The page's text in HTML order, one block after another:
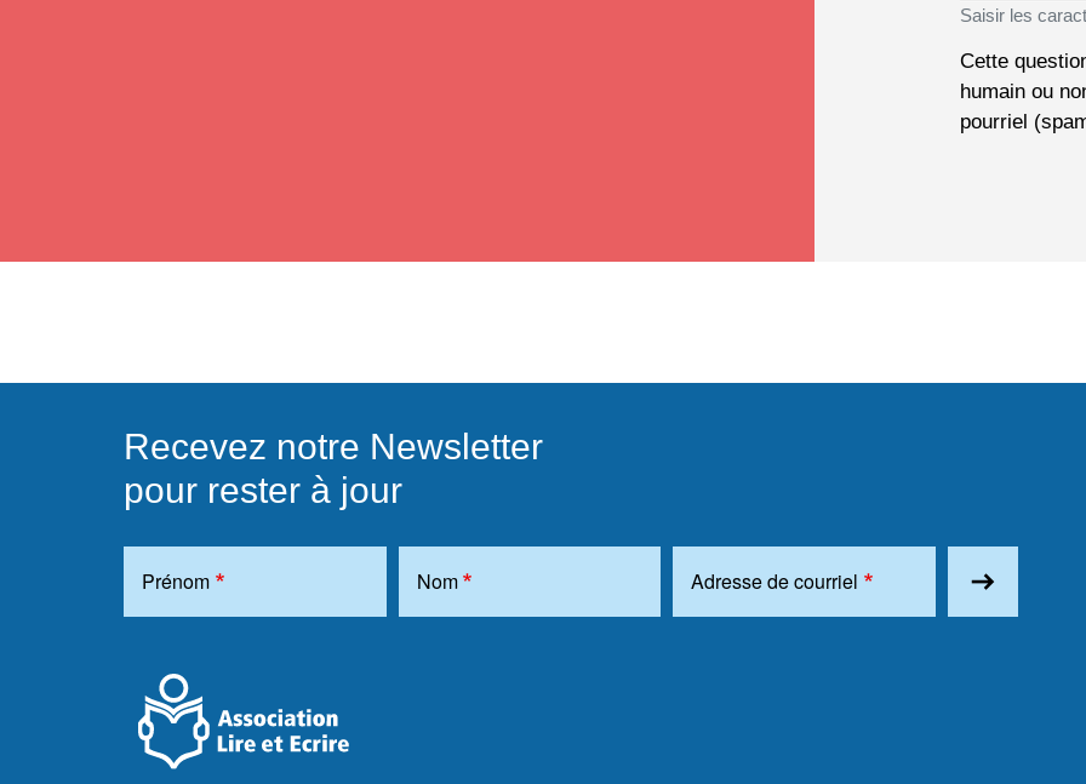
Saisir les
Cette
humain ou
pourriel
Recevez notre Newsletter
pour rester à jour
Adresse de courriel
Nom
Prénom east